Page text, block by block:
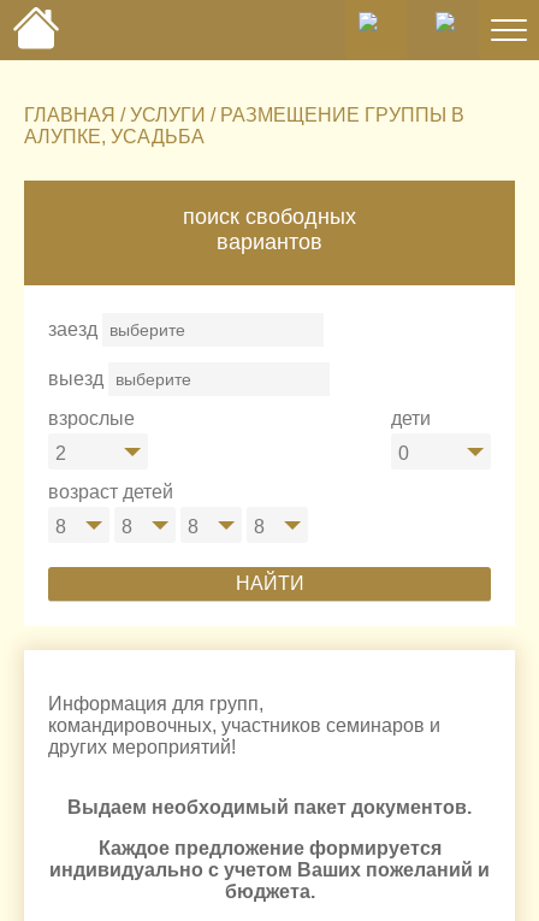
ГЛАВНАЯ /УСЛУГИ / РАЗМЕЩЕНИЕ ГРУППЫ В
АЛУПКЕ, УСАДЬБА
поиск свободных
вариантов
заезд
выезд
взрослые
2
дети
0
возраст детей
8
8 8 8
НАЙТИ
Информация для групп,
командировочных, участников семинаров и
других мероприятий!
Выдаем необходимый пакет документов.
Каждое предложение формируется
индивидуально с учетом Ваших пожеланий и
бюджета.